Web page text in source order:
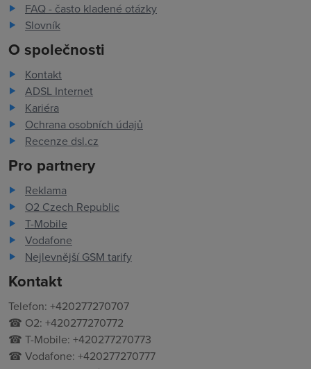
FAQ - často kladené otázky
Slovník
O společnosti
Kontakt
ADSL Internet
Kariéra
Ochrana osobních údajů
Recenze dsl.cz
Pro partnery
Reklama
O2 Czech Republic
T-Mobile
Vodafone
Nejlevnější GSM tarify
Kontakt
Telefon: +420277270707
☎ O2: +420277270772
☎ T-Mobile: +420277270773
☎ Vodafone: +420277270777